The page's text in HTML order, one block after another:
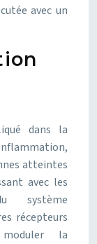
avec un
dans la
atteintes
avec les
système
récepteurs
la